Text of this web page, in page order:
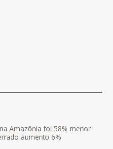
Amazônia foi 58% menor
aumento 6%